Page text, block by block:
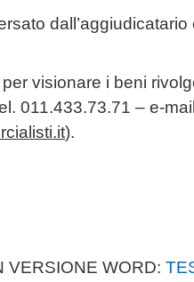
visionare i beni
011.433.73.71 – e-
).
VERSIONE WORD: